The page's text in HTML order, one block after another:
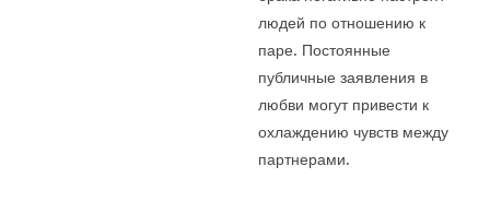
людей по отношению к
паре. Постоянные
публичные заявления в
любви могут привести к
охлаждению чувств между
партнерами.